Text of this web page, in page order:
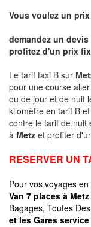
Vous voulez un
demandez un
profitez d'un prix
Le tarif taxi B sur
pour une course
ou de jour et de nuit
kilomètre en tarif B
contre le tarif de nuit
à Metz et profiter
RESERVER UN
Pour vos voyages
Van 7 places à Metz
Bagages, Toutes
et les Gares